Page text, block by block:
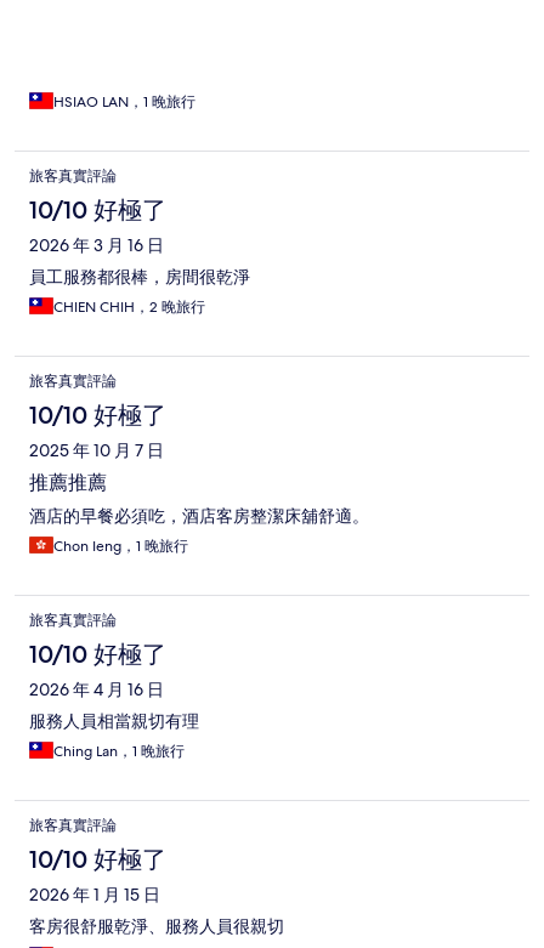
HSIAO LAN，1 晚旅行
旅客真實評論
10/10 好極了
2026 年 3 月 16 日
員工服務都很棒，房間很乾淨
CHIEN CHIH，2 晚旅行
旅客真實評論
10/10 好極了
2025 年 10 月 7 日
推薦推薦
酒店的早餐必須吃，酒店客房整潔床舖舒適。
Chon Ieng，1 晚旅行
旅客真實評論
10/10 好極了
2026 年 4 月 16 日
服務人員相當親切有理
Ching Lan，1 晚旅行
旅客真實評論
10/10 好極了
2026 年 1 月 15 日
客房很舒服乾淨、服務人員很親切